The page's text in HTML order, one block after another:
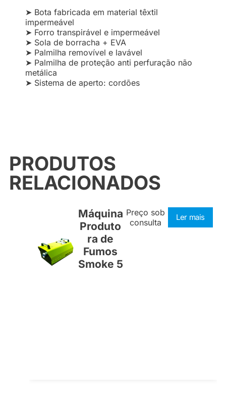
➤ Bota fabricada em material têxtil
impermeável
➤ Forro transpirável e impermeável
➤ Sola de borracha + EVA
➤ Palmilha removível e lavável
➤ Palmilha de proteção anti perfuração não
metálica
➤ Sistema de aperto: cordões
PRODUTOS
RELACIONADOS
Máquina
Produto
ra de
Fumos
Smoke 5
Preço sob
consulta
Ler mais